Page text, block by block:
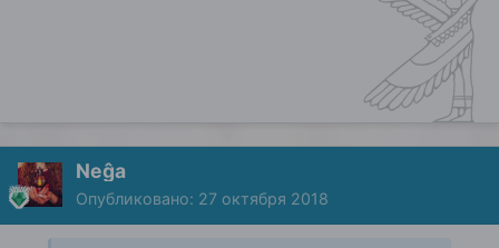
Neĝa
Опубликовано: 27 октября 2018